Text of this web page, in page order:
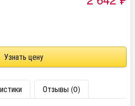
Узнать цену
Отзывы (0)